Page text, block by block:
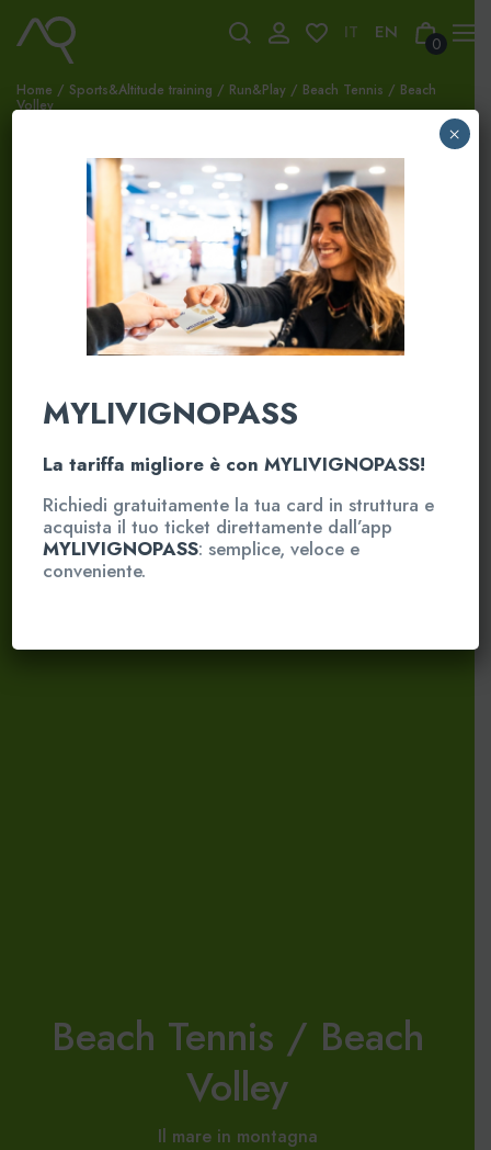
content
0
Home / Sports&Altitude training / Run&Play / Beach Tennis / Beach
Volley
Beach Tennis / Beach
Volley
Il mare in montagna
MYLIVIGNOPASS
La tariffa migliore è con MYLIVIGNOPASS!
Richiedi gratuitamente la tua card in struttura e
acquista il tuo ticket direttamente dall’app
MYLIVIGNOPASS: semplice, veloce e
conveniente.
×